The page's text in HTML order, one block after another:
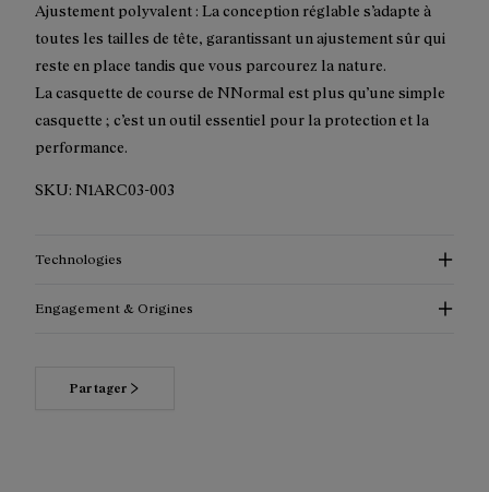
Ajustement polyvalent : La conception réglable s’adapte à
toutes les tailles de tête, garantissant un ajustement sûr qui
reste en place tandis que vous parcourez la nature.
La casquette de course de NNormal est plus qu’une simple
casquette ; c’est un outil essentiel pour la protection et la
performance.
SKU: N1ARC03-003
Technologies
Engagement & Origines
Partager